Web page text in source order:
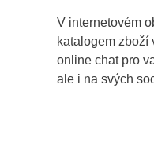
V internetovém
katalogem zboží
online chat pro
ale i na svých